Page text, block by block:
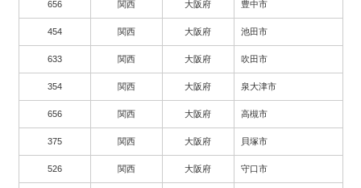
656 関西 大阪府 豊中市
454 関西 大阪府 池田市
633 関西 大阪府 吹田市
354 関西 大阪府 泉大津市
656 関西 大阪府 高槻市
375 関西 大阪府 貝塚市
526 関西 大阪府 守口市